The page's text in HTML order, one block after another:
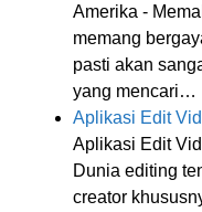
Amerika -
memang
pasti akan
yang mencari…
Aplikasi Edit
Aplikasi Edit
Dunia editing
creator